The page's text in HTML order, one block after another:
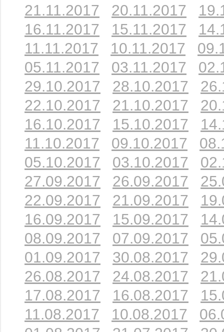
21.11.2017
20.11.2017
16.11.2017
15.11.2017
11.11.2017
10.11.2017
05.11.2017
03.11.2017
29.10.2017
28.10.2017
22.10.2017
21.10.2017
16.10.2017
15.10.2017
11.10.2017
09.10.2017
05.10.2017
03.10.2017
27.09.2017
26.09.2017
22.09.2017
21.09.2017
16.09.2017
15.09.2017
08.09.2017
07.09.2017
01.09.2017
30.08.2017
26.08.2017
24.08.2017
17.08.2017
16.08.2017
11.08.2017
10.08.2017